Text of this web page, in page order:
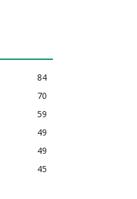
84
70
59
49
49
45